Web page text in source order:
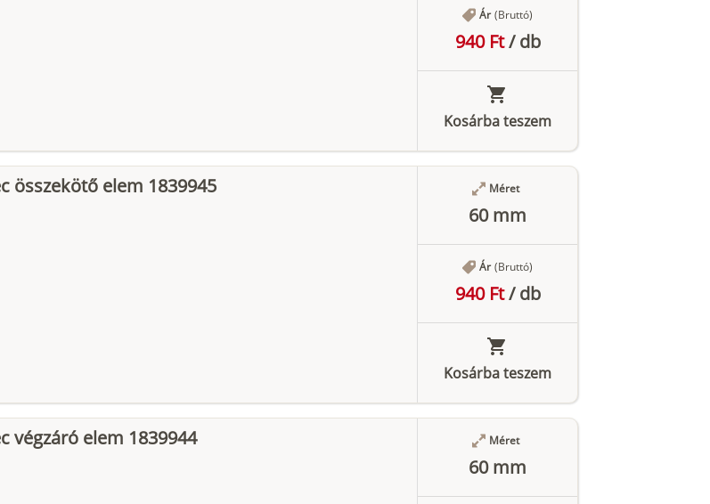
Ár (Bruttó)
940 Ft/db
Kosárba teszem
összekötő elem 1839945 Méret
60 mm
Ár (Bruttó)
940 Ft/db
Kosárba teszem
végzáró elem 1839944 Méret
60 mm